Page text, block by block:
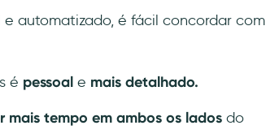
automatizado, é fácil concordar com
é pessoal e mais detalhado.
mais tempo em ambos os lados do